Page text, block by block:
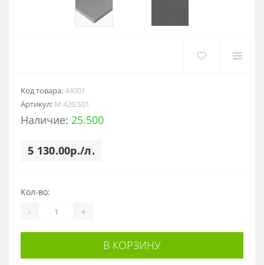
Код товара:44001
Артикул: M.420.S01
Наличие: 25.500
5 130.00р./л.
Кол-во:
- +
В КОРЗИНУ